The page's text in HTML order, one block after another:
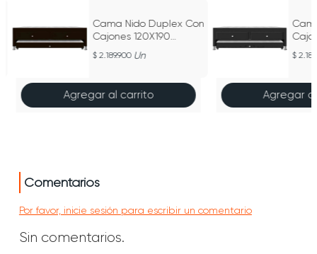
Cama Nido Duplex Con
Cajones 120X190
Ecocuero
2.189.900 Un
Agregar al carrito Agregar
Comentarios
Por favor, inicie sesión para escribir un comentario
Sin comentarios.